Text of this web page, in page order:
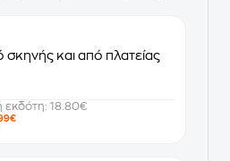
σκηνής και από πλατείας
εκδότη: 18.80€